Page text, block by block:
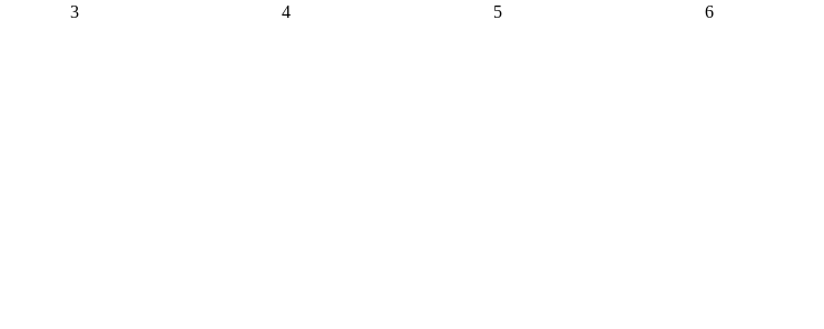
3 4 5 6